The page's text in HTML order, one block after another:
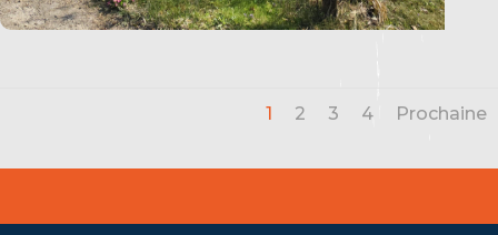
1 2 3 4 Prochaine